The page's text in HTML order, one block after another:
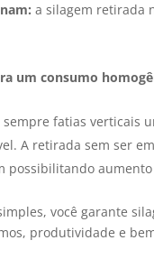
a silagem retirada
um consumo
fatias verticais
A retirada sem ser
possibilitando
você garante
produtividade e